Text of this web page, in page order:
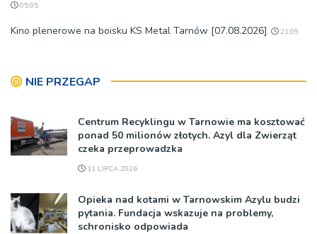
05:05
Kino plenerowe na boisku KS Metal Tarnów [07.08.2026] 21:09
NIE PRZEGAP
Centrum Recyklingu w Tarnowie ma kosztować
ponad 50 milionów złotych. Azyl dla Zwierząt
czeka przeprowadzka
11 LIPCA 2026
Opieka nad kotami w Tarnowskim Azylu budzi
pytania. Fundacja wskazuje na problemy,
schronisko odpowiada